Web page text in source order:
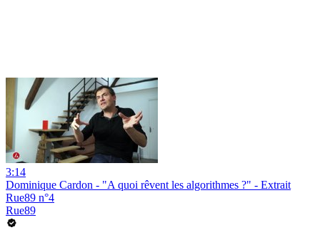
3:14
Dominique Cardon - "A quoi rêvent les algorithmes ?" - Extrait
Rue89 n°4
Rue89